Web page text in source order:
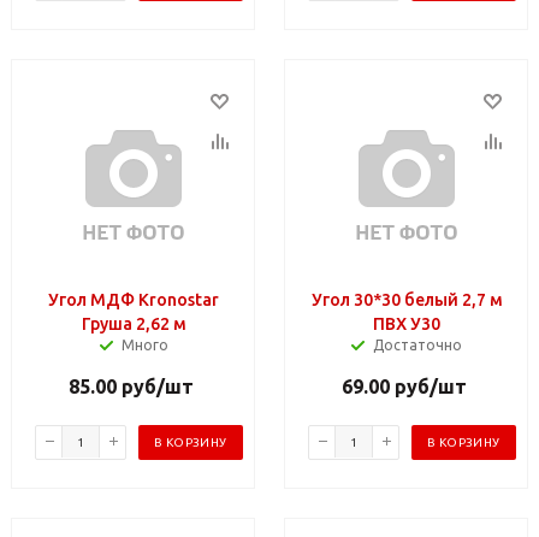
Угол МДФ Kronostar
Груша 2,62 м
Много
85.00 руб/шт
В КОРЗИНУ
Угол 30*30 белый 2,7 м
ПВХ У30
Достаточно
69.00 руб/шт
В КОРЗИНУ